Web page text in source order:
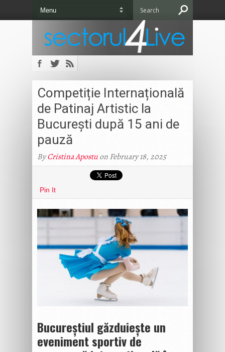
Competiție Internațională
de Patinaj Artistic la
București după 15 ani de
pauză
ByCristina Apostuon February 18, 2025
Pin It
Bucureștiul găzduiește un
eveniment sportiv de